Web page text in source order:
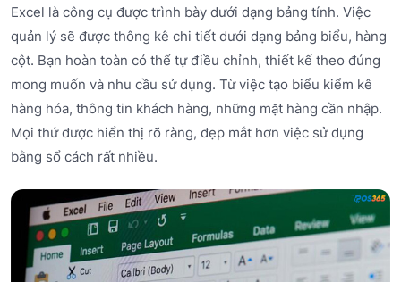
Excel là công cụ được trình bày dưới dạng bảng tính. Việc
quản lý sẽ được thông kê chi tiết dưới dạng bảng biểu, hàng
cột. Bạn hoàn toàn có thể tự điều chỉnh, thiết kế theo đúng
mong muốn và nhu cầu sử dụng. Từ việc tạo biểu kiểm kê
hàng hóa, thông tin khách hàng, những mặt hàng cần nhập.
Mọi thứ được hiển thị rõ ràng, đẹp mắt hơn việc sử dụng
bằng sổ cách rất nhiều.